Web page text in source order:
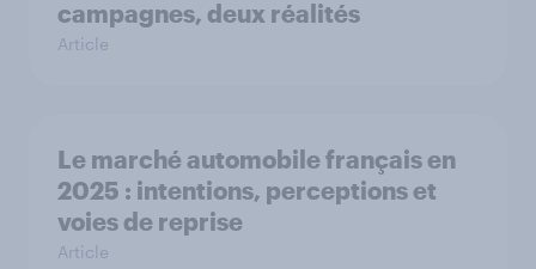
campagnes, deux réalités
Article
Le marché automobile français en
2025 : intentions, perceptions et
voies de reprise
Article